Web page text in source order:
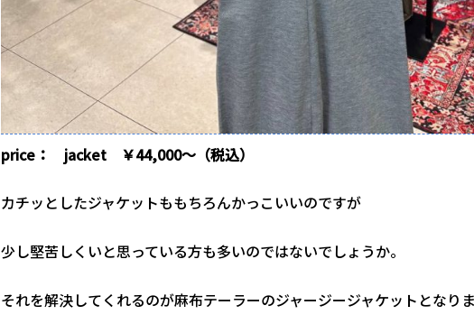
price： jacket ￥44,000～（税込）
カチッとしたジャケットももちろんかっこいいのですが
少し堅苦しくいと思っている方も多いのではないでしょうか。
それを解決してくれるのが麻布テーラーのジャージージャケットとなり